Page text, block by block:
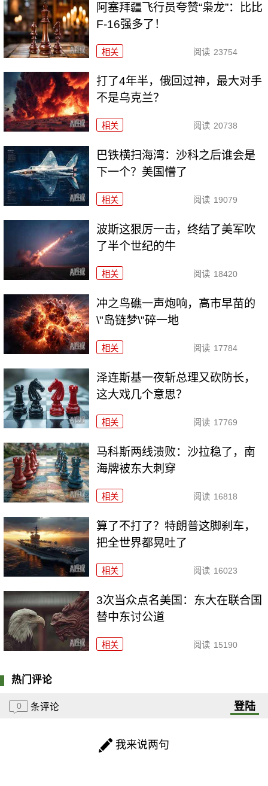
阿塞拜疆飞行员夸赞“枭龙”：比比
F-16强多了！
相关 阅读 23754
打了4年半，俄回过神，最大对手
不是乌克兰？
相关 阅读 20738
巴铁横扫海湾：沙科之后谁会是
下一个？美国懵了
相关 阅读 19079
波斯这狠厉一击，终结了美军吹
了半个世纪的牛
相关 阅读 18420
冲之鸟礁一声炮响，高市早苗的
\"岛链梦\"碎一地
相关 阅读 17784
泽连斯基一夜斩总理又砍防长，
这大戏几个意思？
相关 阅读 17769
马科斯两线溃败：沙拉稳了，南
海牌被东大刺穿
相关 阅读 16818
算了不打了？特朗普这脚刹车，
把全世界都晃吐了
相关 阅读 16023
3次当众点名美国：东大在联合国
替中东讨公道
相关 阅读 15190
热门评论
0 条评论 登陆
我来说两句